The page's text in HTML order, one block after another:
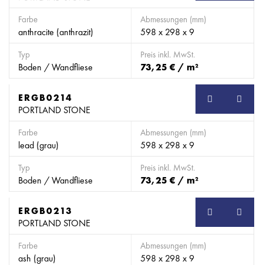
Farbe
anthracite (anthrazit)
Abmessungen (mm)
598 x 298 x 9
Typ
Boden / Wandfliese
Preis inkl. MwSt.
73,25 € / m²
SB
ERGB0214
PORTLAND STONE
Farbe
lead (grau)
Abmessungen (mm)
598 x 298 x 9
Typ
Boden / Wandfliese
Preis inkl. MwSt.
73,25 € / m²
SB
ERGB0213
PORTLAND STONE
Farbe
ash (grau)
Abmessungen (mm)
598 x 298 x 9